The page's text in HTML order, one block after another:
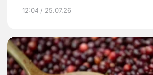
12:04 / 25.07.26